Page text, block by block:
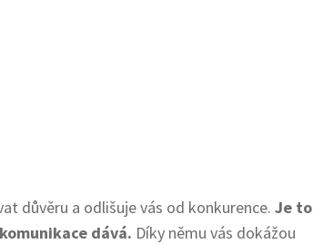
důvěru a odlišuje vás od konkurence. Je to
dává. Díky němu vás dokážou